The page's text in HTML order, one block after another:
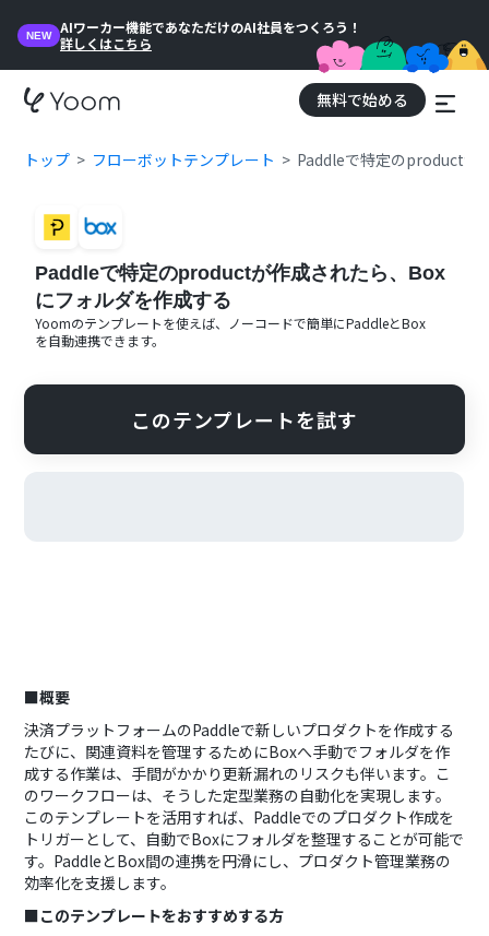
NEW
AIワーカー機能であなただけのAI社員をつくろう！
詳しくはこちら
無料で始める
トップ フローボットテンプレート Paddleで特定のproductが
Paddleで特定のproductが作成されたら、Box
にフォルダを作成する
Yoomのテンプレートを使えば、ノーコードで簡単にPaddleとBox
を自動連携できます。
このテンプレートを試す
■概要
決済プラットフォームのPaddleで新しいプロダクトを作成する
たびに、関連資料を管理するためにBoxへ手動でフォルダを作
成する作業は、手間がかかり更新漏れのリスクも伴います。こ
のワークフローは、そうした定型業務の自動化を実現します。
このテンプレートを活用すれば、Paddleでのプロダクト作成を
トリガーとして、自動でBoxにフォルダを整理することが可能で
す。PaddleとBox間の連携を円滑にし、プロダクト管理業務の
効率化を支援します。
■このテンプレートをおすすめする方